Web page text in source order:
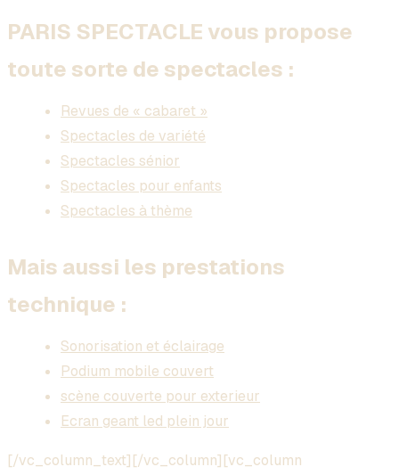
PARIS SPECTACLE vous propose
toute sorte de spectacles :
Revues de « cabaret »
Spectacles de variété
Spectacles sénior
Spectacles pour enfants
Spectacles à thème
Mais aussi les prestations
technique :
Sonorisation et éclairage
Podium mobile couvert
scène couverte pour exterieur
Ecran geant led plein jour
[/vc_column_text][/vc_column][vc_column